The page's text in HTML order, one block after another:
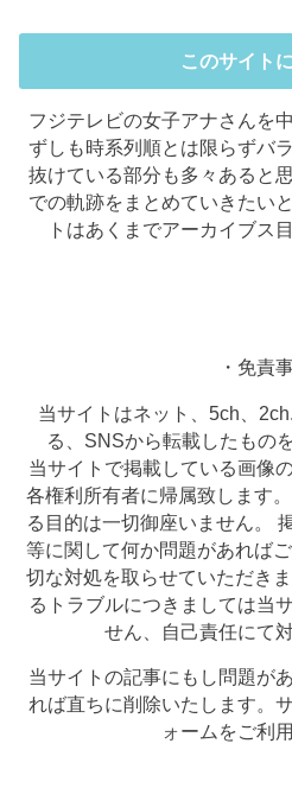
このサイト
フジテレビの女子アナさんを
ずしも時系列順とは限らずバ
抜けている部分も多々あると
での軌跡をまとめていきたい
トはあくまでアーカイブス
・免責
当サイトはネット、5ch、
る、SNSから転載したもの
当サイトで掲載している画像
各権利所有者に帰属致します
る目的は一切御座いません。
等に関して何か問題があれば
切な対処を取らせていただき
るトラブルにつきましては当
せん、自己責任にて
当サイトの記事にもし問題が
れば直ちに削除いたします。
ォームをご利